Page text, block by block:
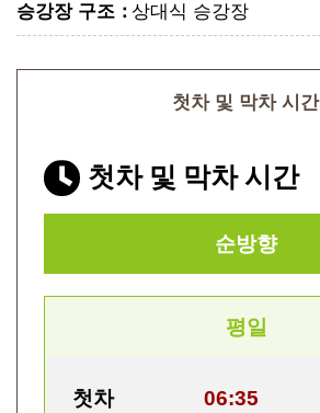
승강장 구조 ：상대식 승강장
첫차 및 막차 시간
첫차 및 막차 시간
순방향
평일
첫차 06:35